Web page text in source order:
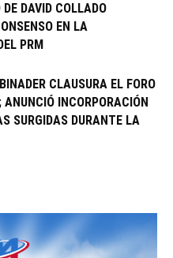
DE DAVID COLLADO
EN LA
PRM
CLAUSURA EL FORO
INCORPORACIÓN
SURGIDAS DURANTE LA